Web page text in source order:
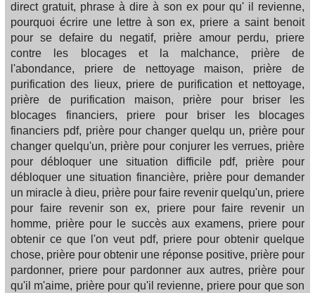
direct gratuit, phrase à dire à son ex pour qu' il revienne,
pourquoi écrire une lettre à son ex, priere a saint benoit
pour se defaire du negatif, prière amour perdu, priere
contre les blocages et la malchance, prière de
l'abondance, priere de nettoyage maison, prière de
purification des lieux, priere de purification et nettoyage,
prière de purification maison, prière pour briser les
blocages financiers, priere pour briser les blocages
financiers pdf, prière pour changer quelqu un, prière pour
changer quelqu'un, prière pour conjurer les verrues, prière
pour débloquer une situation difficile pdf, prière pour
débloquer une situation financière, prière pour demander
un miracle à dieu, prière pour faire revenir quelqu'un, priere
pour faire revenir son ex, priere pour faire revenir un
homme, prière pour le succès aux examens, priere pour
obtenir ce que l'on veut pdf, priere pour obtenir quelque
chose, prière pour obtenir une réponse positive, prière pour
pardonner, priere pour pardonner aux autres, prière pour
qu'il m'aime, prière pour qu'il revienne, priere pour que son